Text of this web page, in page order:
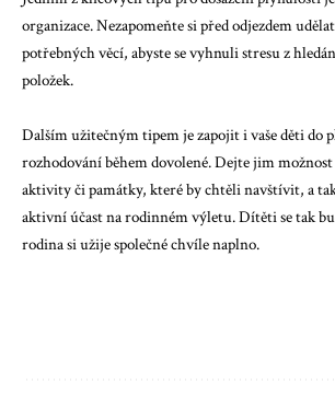
organizace. Nezapomeňte si před odjezdem
potřebných věcí, abyste se vyhnuli stresu z
položek.
Dalším užitečným tipem je zapojit i vaše děti do
rozhodování během dovolené. Dejte jim
aktivity či památky, které by chtěli navštívit, a
aktivní účast na rodinném výletu. Dítěti se tak
rodina si užije společné chvíle naplno.